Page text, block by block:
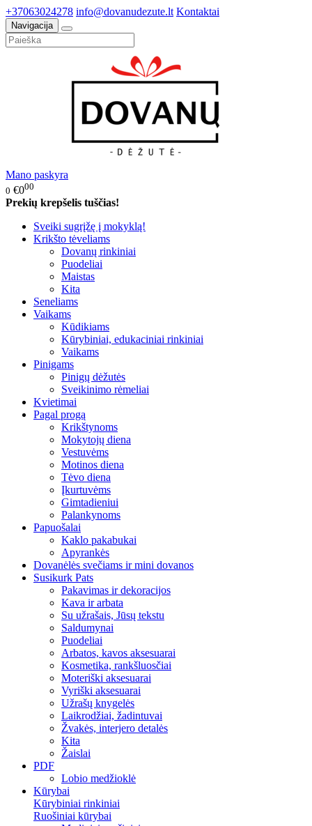
+37063024278 info@dovanudezute.lt Kontaktai
Navigacija
Mano paskyra
0 €000
Prekių krepšelis tuščias!
Sveiki sugrįžę į mokyklą!
Krikšto tėveliams
Dovanų rinkiniai
Puodeliai
Maistas
Kita
Seneliams
Vaikams
Kūdikiams
Kūrybiniai, edukaciniai rinkiniai
Vaikams
Pinigams
Pinigų dėžutės
Sveikinimo rėmeliai
Kvietimai
Pagal progą
Krikštynoms
Mokytojų diena
Vestuvėms
Motinos diena
Tėvo diena
Įkurtuvėms
Gimtadieniui
Palankynoms
Papuošalai
Kaklo pakabukai
Apyrankės
Dovanėlės svečiams ir mini dovanos
Susikurk Pats
Pakavimas ir dekoracijos
Kava ir arbata
Su užrašais, Jūsų tekstu
Saldumynai
Puodeliai
Arbatos, kavos aksesuarai
Kosmetika, rankšluosčiai
Moteriški aksesuarai
Vyriški aksesuarai
Užrašų knygelės
Laikrodžiai, žadintuvai
Žvakės, interjero detalės
Kita
Žaislai
PDF
Lobio medžioklė
Kūrybai
Kūrybiniai rinkiniai
Ruošiniai kūrybai